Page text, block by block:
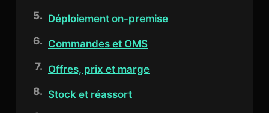
Déploiement on-premise
Commandes et OMS
Offres, prix et marge
Stock et réassort